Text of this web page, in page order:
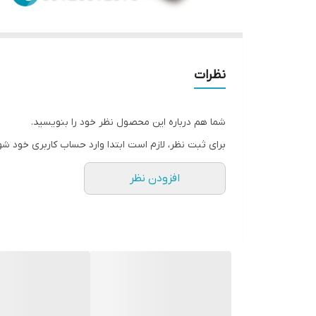
نظرات
شما هم درباره این محصول نظر خود را بنویسید.
برای ثبت نظر، لازم است ابتدا وارد حساب کاربری خود
افزودن نظر